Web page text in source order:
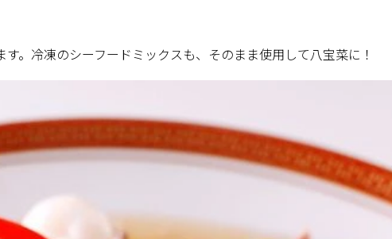
。冷凍のシーフードミックスも、そのまま使用して八宝菜に！